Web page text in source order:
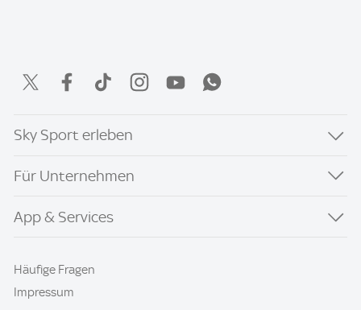
Sky Sport erleben
Für Unternehmen
App & Services
Häufige Fragen
Impressum